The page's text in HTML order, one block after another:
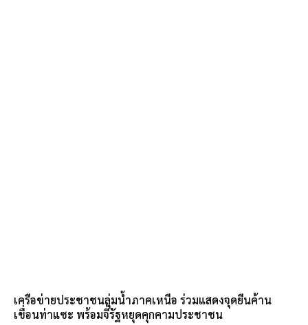
เครือข่ายประชาชนลุ่มน้ำภาคเหนือ ร่วมแสดงจุดยืนค้าน
เขื่อนท่าแซะ พร้อมจี้รัฐหยุดคุกคามประชาชน